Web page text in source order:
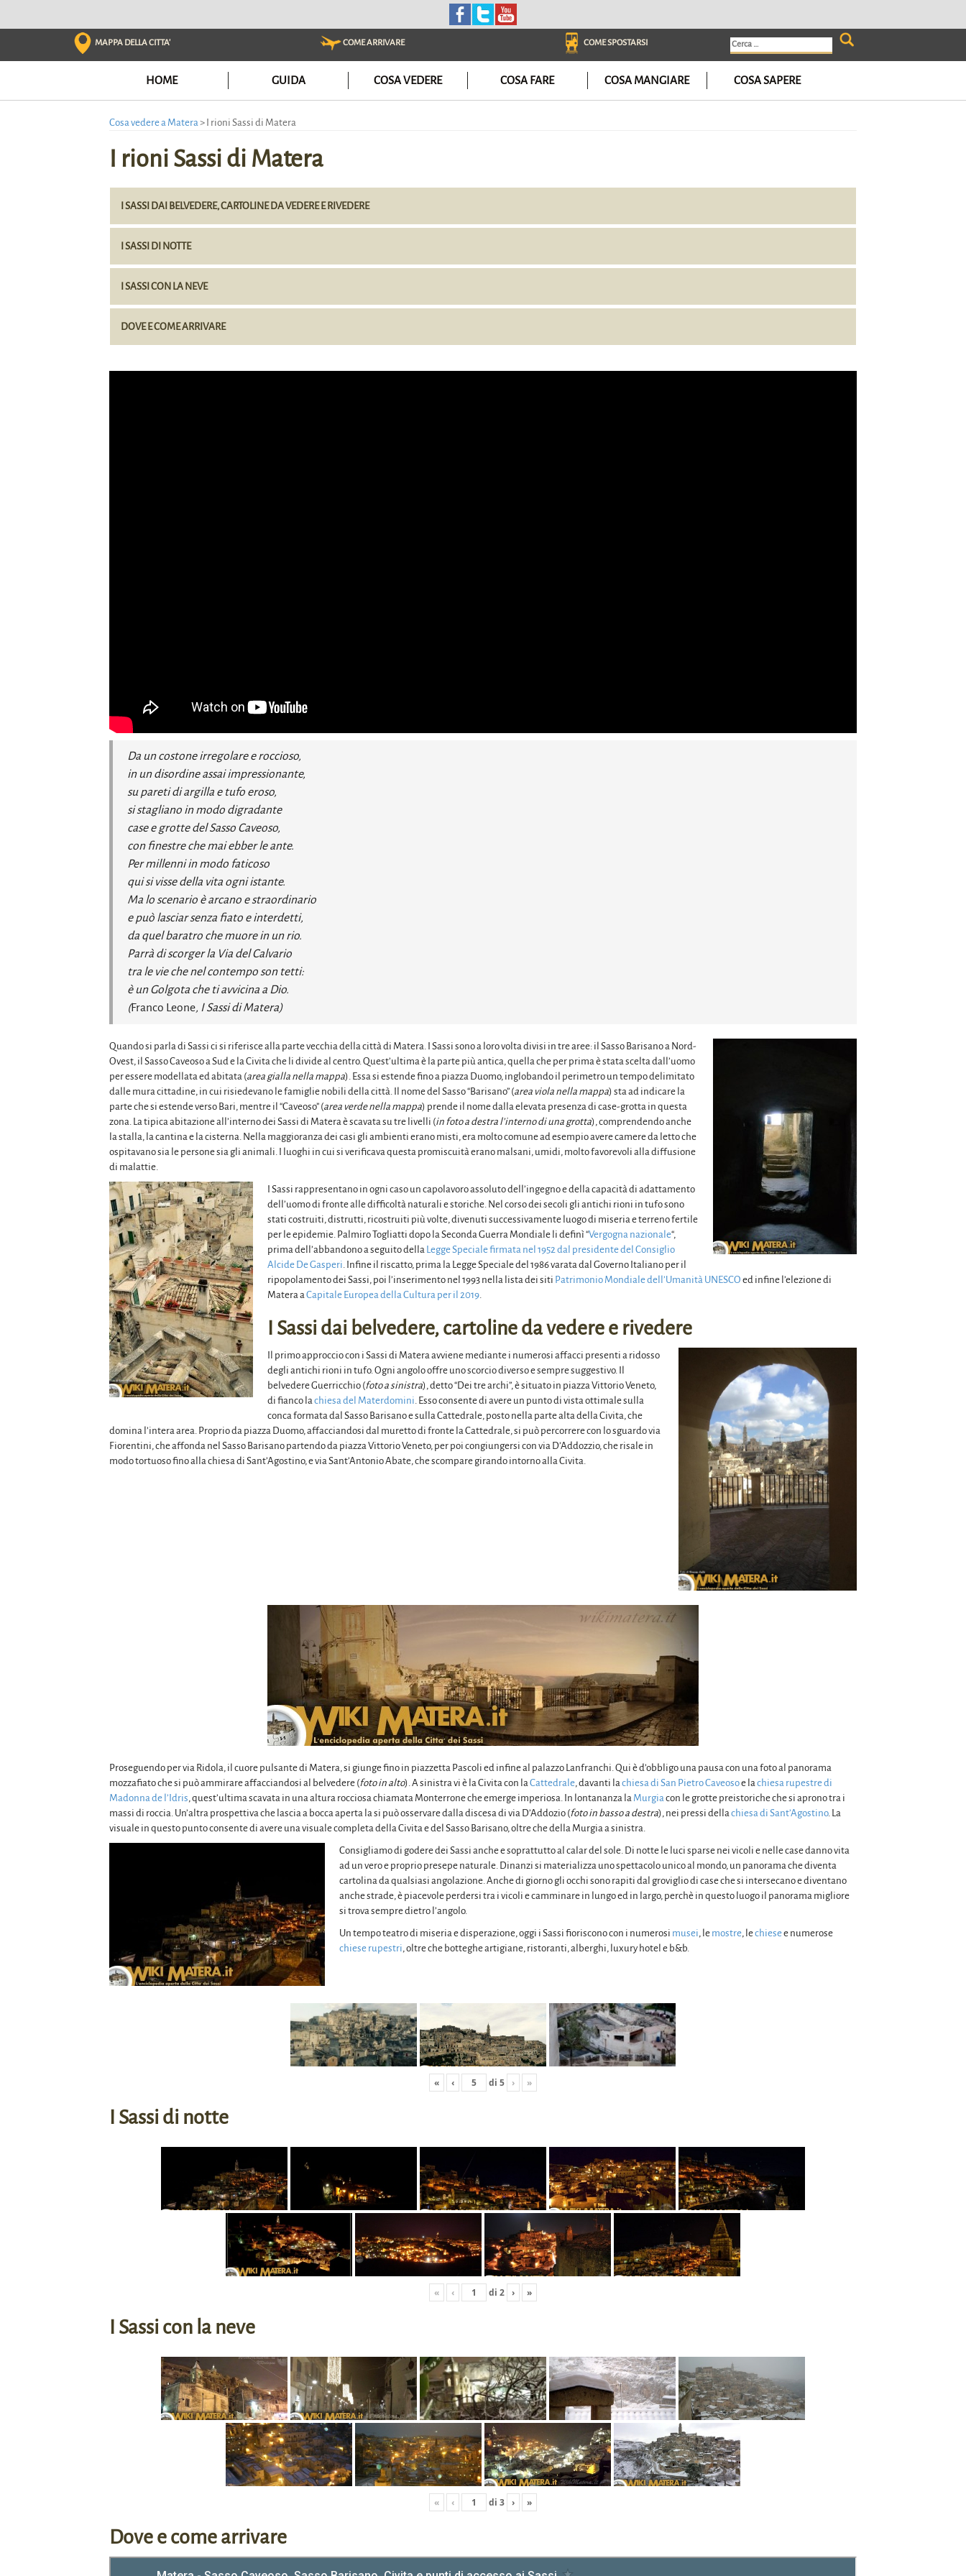
MAPPA DELLA CITTA' COME ARRIVARE COME SPOSTARSI
Ricerca
per:
HOME GUIDA COSA VEDERE COSA FARE COSA MANGIARE COSA SAPERE
Cosa vedere a Matera> I rioni Sassi di Matera
I rioni Sassi di Matera
I SASSI DAI BELVEDERE, CARTOLINE DA VEDERE E RIVEDERE
I SASSI DI NOTTE
I SASSI CON LA NEVE
DOVE E COME ARRIVARE
Da un costone irregolare e roccioso,
in un disordine assai impressionante,
su pareti di argilla e tufo eroso,
si stagliano in modo digradante
case e grotte del Sasso Caveoso,
con finestre che mai ebber le ante.
Per millenni in modo faticoso
qui si visse della vita ogni istante.
Ma lo scenario è arcano e straordinario
e può lasciar senza fiato e interdetti,
da quel baratro che muore in un rio.
Parrà di scorger la Via del Calvario
tra le vie che nel contempo son tetti:
è un Golgota che ti avvicina a Dio.
(Franco Leone, I Sassi di Matera)
Quando si parla di Sassi ci si riferisce alla parte vecchia della città di Matera. I Sassi sono a loro volta divisi in tre aree: il Sasso Barisano a Nord-
Ovest, il Sasso Caveoso a Sud e la Civita che li divide al centro. Quest’ultima è la parte più antica, quella che per prima è stata scelta dall’uomo
per essere modellata ed abitata (area gialla nella mappa). Essa si estende fino a piazza Duomo, inglobando il perimetro un tempo delimitato
dalle mura cittadine, in cui risiedevano le famiglie nobili della città. Il nome del Sasso “Barisano” (area viola nella mappa) sta ad indicare la
parte che si estende verso Bari, mentre il “Caveoso” (area verde nella mappa) prende il nome dalla elevata presenza di case-grotta in questa
zona. La tipica abitazione all’interno dei Sassi di Matera è scavata su tre livelli (in foto a destra l’interno di una grotta), comprendendo anche
la stalla, la cantina e la cisterna. Nella maggioranza dei casi gli ambienti erano misti, era molto comune ad esempio avere camere da letto che
ospitavano sia le persone sia gli animali. I luoghi in cui si verificava questa promiscuità erano malsani, umidi, molto favorevoli alla diffusione
di malattie.
I Sassi rappresentano in ogni caso un capolavoro assoluto dell’ingegno e della capacità di adattamento
dell’uomo di fronte alle difficoltà naturali e storiche. Nel corso dei secoli gli antichi rioni in tufo sono
stati costruiti, distrutti, ricostruiti più volte, divenuti successivamente luogo di miseria e terreno fertile
per le epidemie. Palmiro Togliatti dopo la Seconda Guerra Mondiale li definì “Vergogna nazionale“,
prima dell’abbandono a seguito della Legge Speciale firmata nel 1952 dal presidente del Consiglio
Alcide De Gasperi. Infine il riscatto, prima la Legge Speciale del 1986 varata dal Governo Italiano per il
ripopolamento dei Sassi, poi l’inserimento nel 1993 nella lista dei siti Patrimonio Mondiale dell’Umanità UNESCO ed infine l’elezione di
Matera aCapitale Europea della Cultura per il 2019.
I Sassi dai belvedere, cartoline da vedere e rivedere
Il primo approccio con i Sassi di Matera avviene mediante i numerosi affacci presenti a ridosso
degli antichi rioni in tufo. Ogni angolo offre uno scorcio diverso e sempre suggestivo. Il
belvedere Guerricchio (foto a sinistra), detto “Dei tre archi”, è situato in piazza Vittorio Veneto,
di fianco lachiesa del Materdomini. Esso consente di avere un punto di vista ottimale sulla
conca formata dal Sasso Barisano e sulla Cattedrale, posto nella parte alta della Civita, che
domina l’intera area. Proprio da piazza Duomo, affacciandosi dal muretto di fronte la Cattedrale, si può percorrere con lo sguardo via
Fiorentini, che affonda nel Sasso Barisano partendo da piazza Vittorio Veneto, per poi congiungersi con via D’Addozzio, che risale in
modo tortuoso fino alla chiesa di Sant’Agostino, e via Sant’Antonio Abate, che scompare girando intorno alla Civita.
Proseguendo per via Ridola, il cuore pulsante di Matera, si giunge fino in piazzetta Pascoli ed infine al palazzo Lanfranchi. Qui è d’obbligo una pausa con una foto al panorama
mozzafiato che si può ammirare affacciandosi al belvedere (foto in alto). A sinistra vi è la Civita con laCattedrale, davanti lachiesa di San Pietro Caveosoe lachiesa rupestre di
Madonna de l’Idris, quest’ultima scavata in una altura rocciosa chiamata Monterrone che emerge imperiosa. In lontananza la Murgiacon le grotte preistoriche che si aprono tra i
massi di roccia. Un’altra prospettiva che lascia a bocca aperta la si può osservare dalla discesa di via D’Addozio (foto in basso a destra), nei pressi dellachiesa di Sant’Agostino. La
visuale in questo punto consente di avere una visuale completa della Civita e del Sasso Barisano, oltre che della Murgia a sinistra.
Consigliamo di godere dei Sassi anche e soprattutto al calar del sole. Di notte le luci sparse nei vicoli e nelle case danno vita
ad un vero e proprio presepe naturale. Dinanzi si materializza uno spettacolo unico al mondo, un panorama che diventa
cartolina da qualsiasi angolazione. Anche di giorno gli occhi sono rapiti dal groviglio di case che si intersecano e diventano
anche strade, è piacevole perdersi tra i vicoli e camminare in lungo ed in largo, perchè in questo luogo il panorama migliore
si trova sempre dietro l’angolo.
Un tempo teatro di miseria e disperazione, oggi i Sassi fioriscono con i numerosi musei, le mostre, lechiesee numerose
chiese rupestri, oltre che botteghe artigiane, ristoranti, alberghi, luxury hotel e b&b.
« ‹ di 5 › »
I Sassi di notte
« ‹ di 2 › »
I Sassi con la neve
« ‹ di 3 › »
Dove e come arrivare